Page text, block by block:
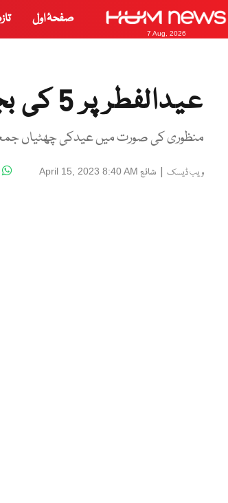
7 Aug, 2026
صفحۂ اول
عیدالفطر پر 5 کی بجائے 6 چھٹیاں ہونے کا امکان
منظوری کی صورت میں عیدکی چھٹیاں
ویب ڈیسک | شائع April 15, 2023 8:40 AM